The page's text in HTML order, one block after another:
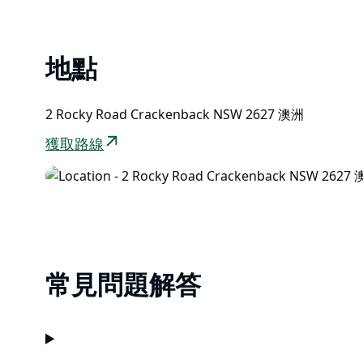
地點
2 Rocky Road Crackenback NSW 2627 澳洲
獲取路線
常見問題解答